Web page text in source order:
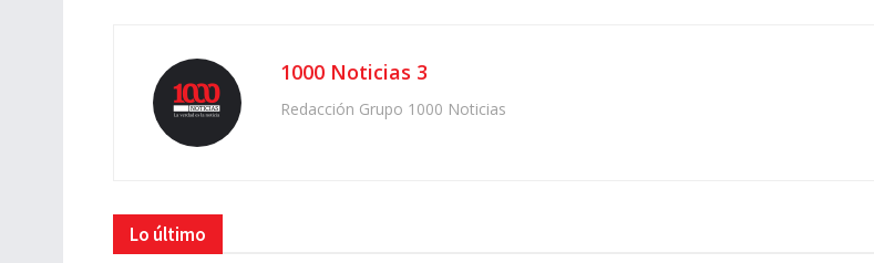
1000 Noticias 3
Redacción Grupo 1000 Noticias
Lo último